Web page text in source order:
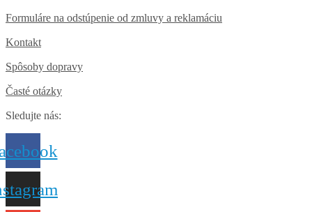
Formuláre na odstúpenie od zmluvy a reklamáciu
Kontakt
Spôsoby dopravy
Časté otázky
Sledujte nás: